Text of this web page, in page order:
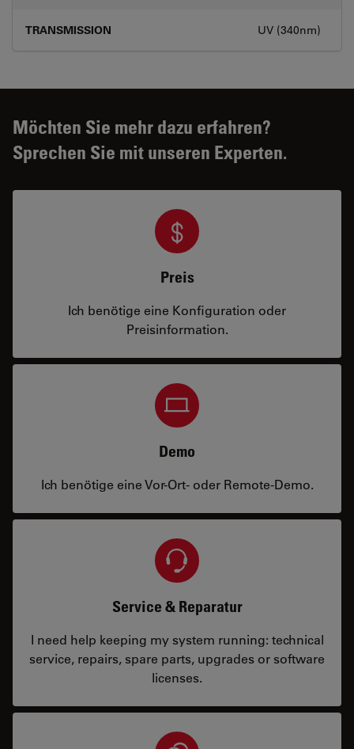
TRANSMISSION UV (340nm)
Möchten Sie mehr dazu erfahren?
Sprechen Sie mit unseren Experten.
Preis
Ich benötige eine Konfiguration oder
Preisinformation.
Demo
Ich benötige eine Vor-Ort- oder Remote-Demo.
Service & Reparatur
I need help keeping my system running: technical
service, repairs, spare parts, upgrades or software
licenses.